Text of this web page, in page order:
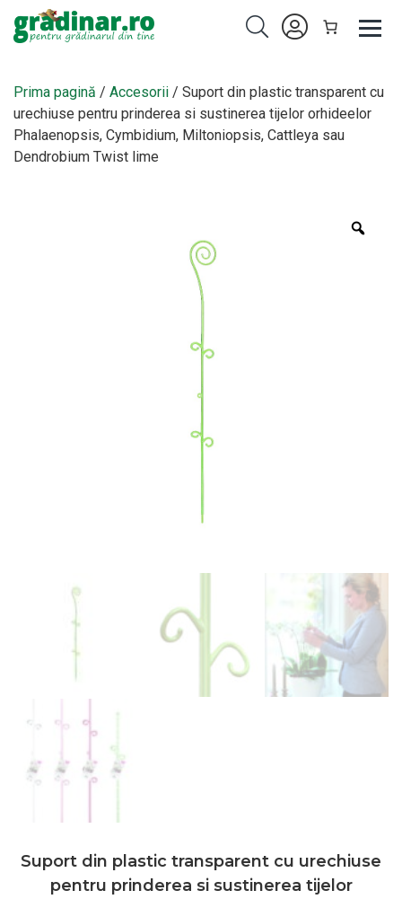
Prima pagină / Accesorii / Suport din plastic transparent cu
urechiuse pentru prinderea si sustinerea tijelor orhideelor
Phalaenopsis, Cymbidium, Miltoniopsis, Cattleya sau
Dendrobium Twist lime
Suport din plastic transparent cu urechiuse
pentru prinderea si sustinerea tijelor